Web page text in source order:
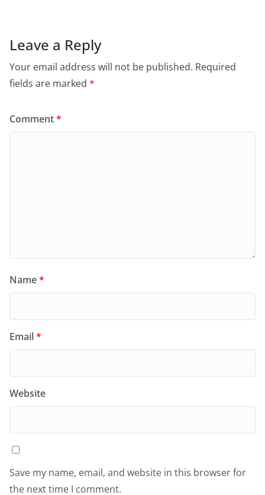
Leave a Reply
Your email address will not be published. Required
fields are marked *
Comment*
Name*
Email*
Website
Save my name, email, and website in this browser for
the next time I comment.